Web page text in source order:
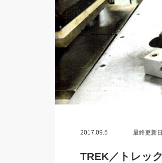
2017.09.5 最終更新
TREK／トレッ